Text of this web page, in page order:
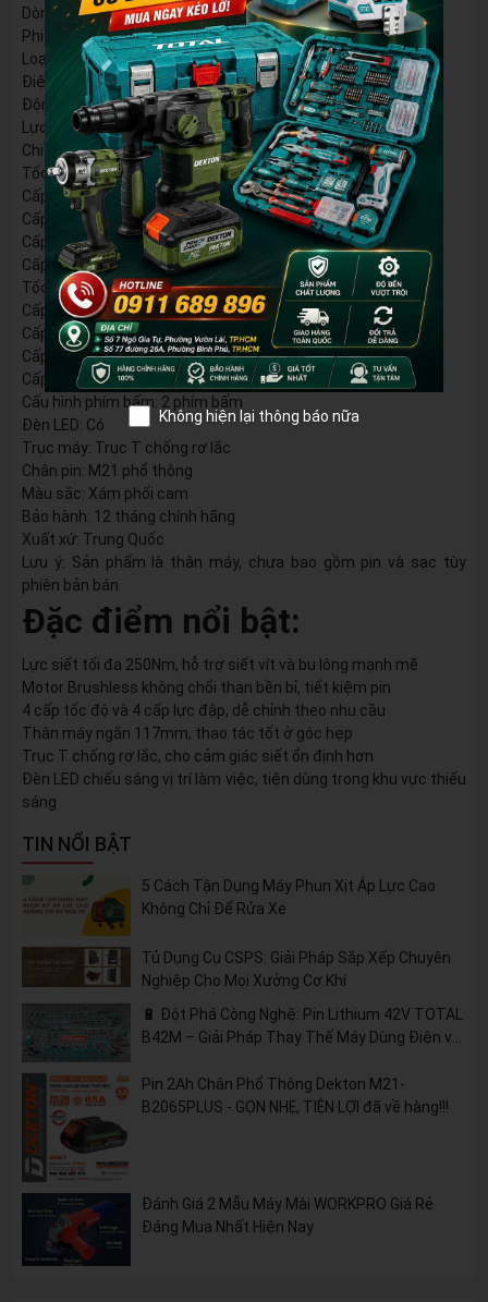
Dòng pin: M21 Multi-Tool System
Phiên bản: Gen 4 ProMax / ACE Series
Loại máy: Thân máy chuyên vít dùng pin
Điện áp: 21V
Động cơ: Brushless không chổi than
Lực siết tối đa: 250Nm
Chiều dài thân máy: khoảng 117mm
Tốc độ không tải: 4 cấp
Cấp 1: 0–1100 vòng/phút
Cấp 2: 0–2200 vòng/phút
Cấp 3: 0–3200 vòng/phút
Cấp 4: 0–3600 vòng/phút
Tốc độ đập: 4 cấp
Cấp 1: 0–1100 lần/phút
Cấp 2: 0–2600 lần/phút
Cấp 3: 0–3600 lần/phút
Cấp 4: 0–3800 lần/phút
Cấu hình phím bấm: 2 phím bấm
Đèn LED: Có
Trục máy: Trục T chống rơ lắc
Chân pin: M21 phổ thông
Màu sắc: Xám phối cam
Bảo hành: 12 tháng chính hãng
Xuất xứ: Trung Quốc
Lưu ý: Sản phẩm là thân máy, chưa bao gồm pin và sạc tùy
phiên bản bán
Đặc điểm nổi bật:
Lực siết tối đa 250Nm, hỗ trợ siết vít và bu lông mạnh mẽ
Motor Brushless không chổi than bền bỉ, tiết kiệm pin
4 cấp tốc độ và 4 cấp lực đập, dễ chỉnh theo nhu cầu
Thân máy ngắn 117mm, thao tác tốt ở góc hẹp
Trục T chống rơ lắc, cho cảm giác siết ổn định hơn
Đèn LED chiếu sáng vị trí làm việc, tiện dùng trong khu vực thiếu
sáng
TIN NỔI BẬT
5 Cách Tận Dụng Máy Phun Xịt Áp Lực Cao
Không Chỉ Để Rửa Xe
Tủ Dụng Cụ CSPS: Giải Pháp Sắp Xếp Chuyên
Nghiệp Cho Mọi Xưởng Cơ Khí
🔋 Đột Phá Công Nghệ: Pin Lithium 42V TOTAL
B42M – Giải Pháp Thay Thế Máy Dùng Điện và
Pin 2Ah Chân Phổ Thông Dekton M21-
B2065PLUS - GỌN NHẸ, TIỆN LỢI đã về hàng!!!
Đánh Giá 2 Mẫu Máy Mài WORKPRO Giá Rẻ
Đáng Mua Nhất Hiện Nay
Không hiện lại thông báo nữa